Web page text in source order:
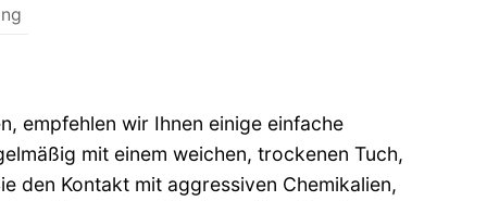
empfehlen wir Ihnen einige einfache
mit einem weichen, trockenen Tuch,
den Kontakt mit aggressiven Chemikalien,